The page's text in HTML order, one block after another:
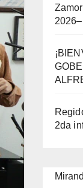
2da